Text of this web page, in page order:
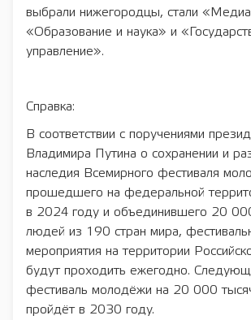
выбрали нижегородцы, стали
«Образование и наука» и
управление».
Справка:
В соответствии с поручениями
Владимира Путина о сохранении и
наследия Всемирного фестиваля
прошедшего на федеральной
в 2024 году и объединившего 20
людей из 190 стран мира,
мероприятия на территории
будут проходить ежегодно.
фестиваль молодёжи на 20 000
пройдёт в 2030 году.